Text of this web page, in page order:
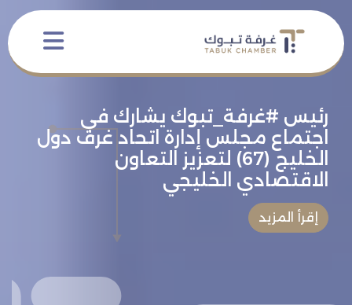
تعاميم غرفة تبوك
إقرأ المزيد